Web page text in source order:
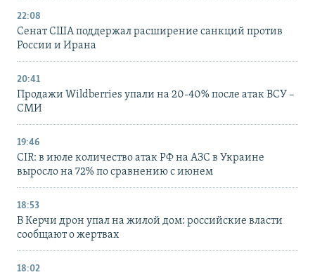
22:08
Сенат США поддержал расширение санкций против
России и Ирана
20:41
Продажи Wildberries упали на 20-40% после атак ВСУ –
СМИ
19:46
CIR: в июле количество атак РФ на АЗС в Украине
выросло на 72% по сравнению с июнем
18:53
В Керчи дрон упал на жилой дом: российские власти
сообщают о жертвах
18:02